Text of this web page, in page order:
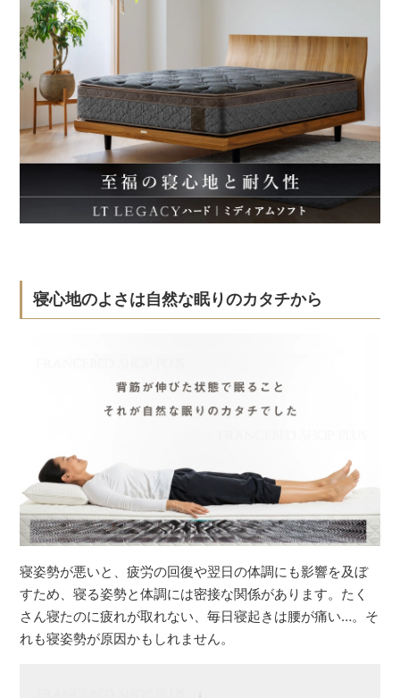
寝心地のよさは自然な眠りのカタチから
寝姿勢が悪いと、疲労の回復や翌日の体調にも影響を及ぼ
すため、寝る姿勢と体調には密接な関係があります。たく
さん寝たのに疲れが取れない、毎日寝起きは腰が痛い…。そ
れも寝姿勢が原因かもしれません。